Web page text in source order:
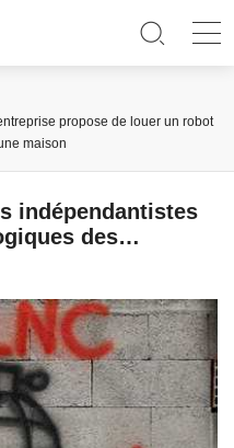
propose de louer un robot
maison
indépendantistes
des
: ça dit quoi